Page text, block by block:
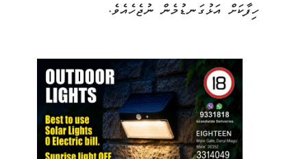
ހިފާކަށް އަޅުގަނޑުމެން ނުޖެހެއެވެ.